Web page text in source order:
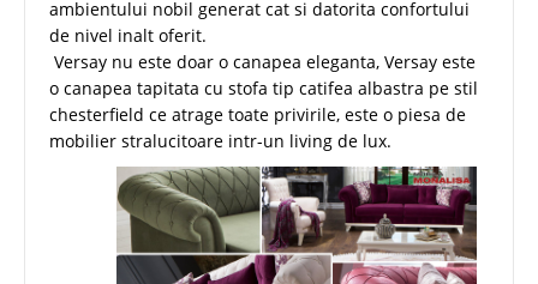
ambientului nobil generat cat si datorita confortului
de nivel inalt oferit.
Versay nu este doar o canapea eleganta, Versay este
o canapea tapitata cu stofa tip catifea albastra pe stil
chesterfield ce atrage toate privirile, este o piesa de
mobilier stralucitoare intr-un living de lux.